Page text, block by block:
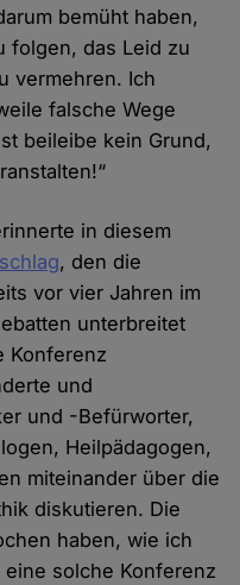
bemüht haben,
folgen, das Leid zu
vermehren. Ich
falsche Wege
beileibe kein Grund,
in diesem
, den die
vor vier Jahren im
unterbreitet
Konferenz
und
und -Befürworter,
Heilpädagogen,
miteinander über die
diskutieren. Die
haben, wie ich
solche Konferenz